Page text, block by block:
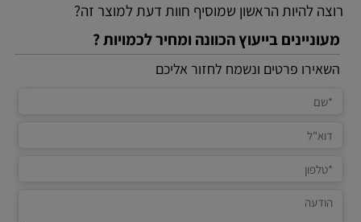
רוצה להיות הראשון שמוסיף חוות דעת למוצר זה?
מעוניינים בייעוץ הכוונה ומחיר לכמויות ?
השאירו פרטים ונשמח לחזור אליכם